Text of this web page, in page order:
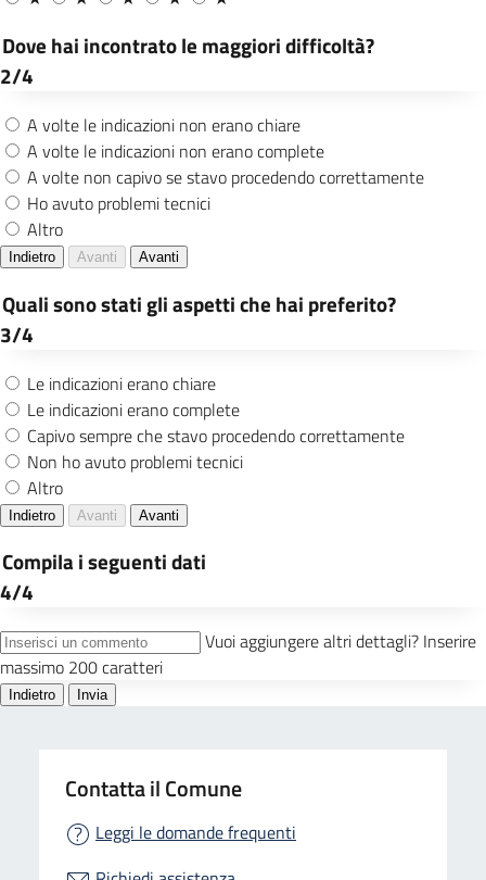
Contatta il Comune
Leggi le domande frequenti